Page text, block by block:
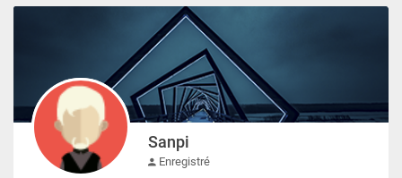
Sanpi
Enregistré